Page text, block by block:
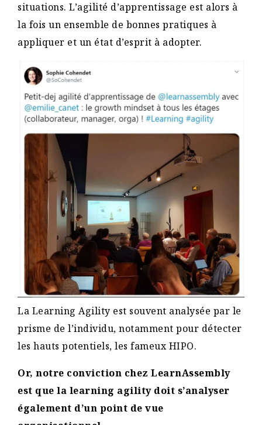
situations. L’agilité d’apprentissage est alors à
la fois un ensemble de bonnes pratiques à
appliquer et un état d’esprit à adopter.
La Learning Agility est souvent analysée par le
prisme de l’individu, notamment pour détecter
les hauts potentiels, les fameux HIPO.
Or, notre conviction chez LearnAssembly
est que la learning agility doit s’analyser
également d’un point de vue